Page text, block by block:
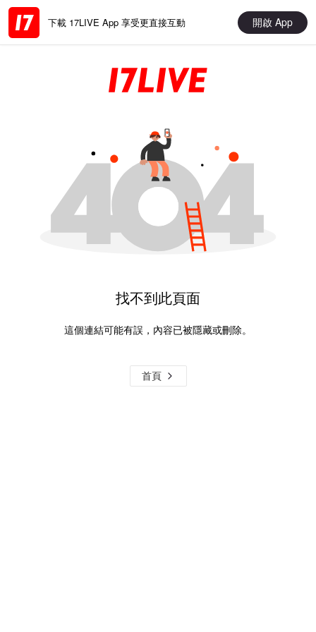
下載 17LIVE App 享受更直接互動 開啟 App
找不到此頁面
這個連結可能有誤，內容已被隱藏或刪除。
首頁